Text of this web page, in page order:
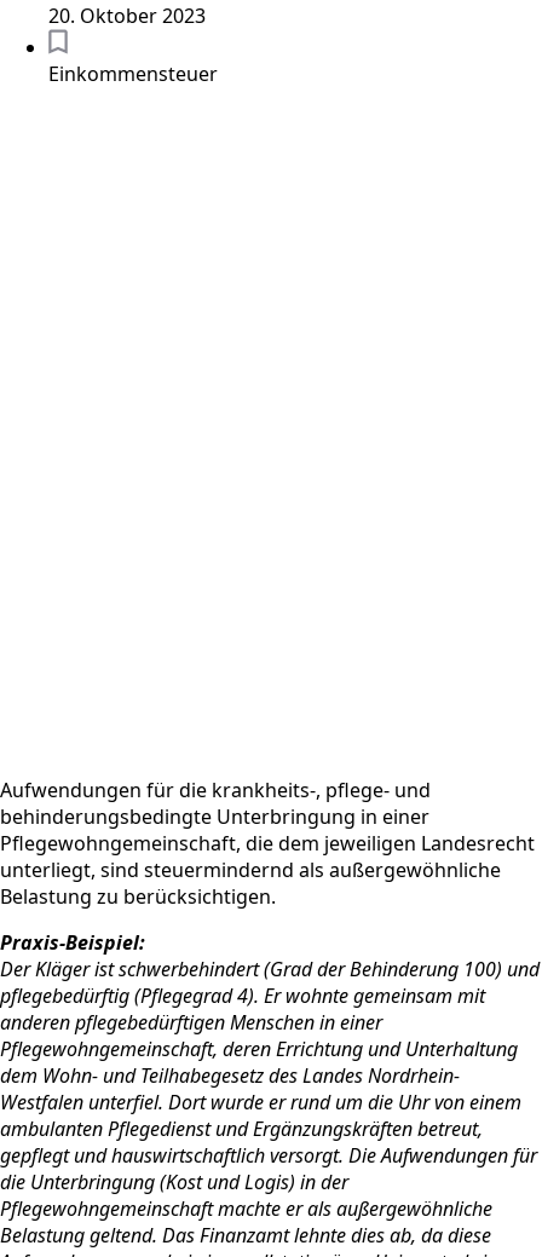
20. Oktober 2023
Einkommensteuer
Aufwendungen für die krankheits-, pflege- und
behinderungsbedingte Unterbringung in einer
Pflegewohngemeinschaft, die dem jeweiligen Landesrecht
unterliegt, sind steuermindernd als außergewöhnliche
Belastung zu berücksichtigen.
Praxis-Beispiel:
Der Kläger ist schwerbehindert (Grad der Behinderung 100) und
pflegebedürftig (Pflegegrad 4). Er wohnte gemeinsam mit
anderen pflegebedürftigen Menschen in einer
Pflegewohngemeinschaft, deren Errichtung und Unterhaltung
dem Wohn- und Teilhabegesetz des Landes Nordrhein-
Westfalen unterfiel. Dort wurde er rund um die Uhr von einem
ambulanten Pflegedienst und Ergänzungskräften betreut,
gepflegt und hauswirtschaftlich versorgt. Die Aufwendungen für
die Unterbringung (Kost und Logis) in der
Pflegewohngemeinschaft machte er als außergewöhnliche
Belastung geltend. Das Finanzamt lehnte dies ab, da diese